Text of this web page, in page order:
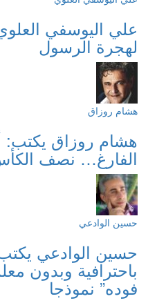
علي اليوسفي
لهجرة الرسول
هشام روزاق
هشام روزاق
الفارغ… نصف
حسين الوادعي
حسين الوادعي
باحترافية وبدون
فوده” نموذجا